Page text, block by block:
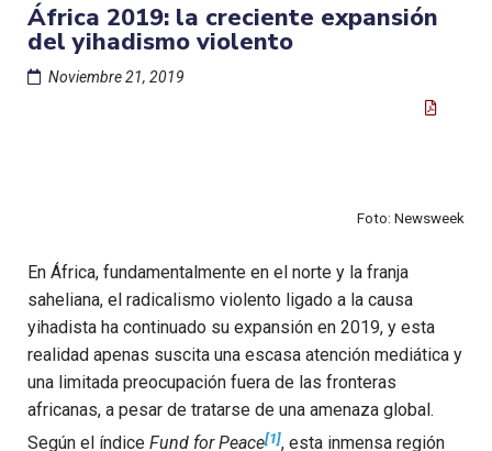
África 2019: la creciente expansión
del yihadismo violento
Noviembre 21, 2019
Foto: Newsweek
En África, fundamentalmente en el norte y la franja
saheliana, el radicalismo violento ligado a la causa
yihadista ha continuado su expansión en 2019, y esta
realidad apenas suscita una escasa atención mediática y
una limitada preocupación fuera de las fronteras
africanas, a pesar de tratarse de una amenaza global.
Según el índice Fund for Peace[1], esta inmensa región